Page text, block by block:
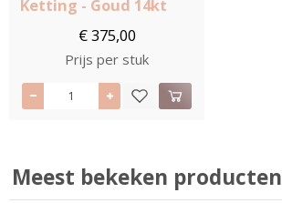
Ketting - Goud 14kt
€ 375,00
Prijs per stuk
Meest bekeken producten